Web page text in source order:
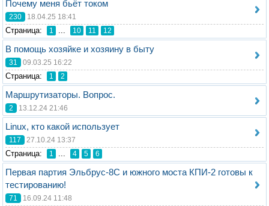
Почему меня бьёт током
230 18.04.25 18:41
Стрaница: 1 10 11 12
В помощь хозяйке и хозяину в быту
31 09.03.25 16:22
Стрaница: 1 2
Маршрутизаторы. Вопрос.
2 13.12.24 21:46
Linux, кто какой использует
117 27.10.24 13:37
Стрaница: 1 4 5 6
Первая партия Эльбрус-8С и южного моста КПИ-2 готовы к
тестированию!
71 16.09.24 11:48